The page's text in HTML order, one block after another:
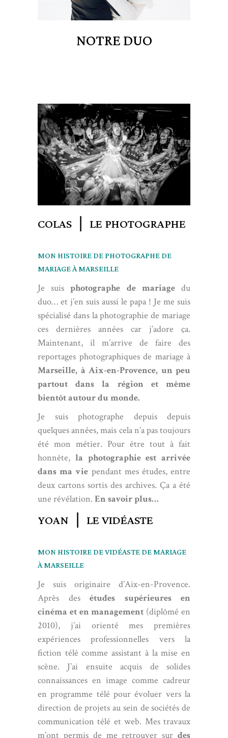
NOTRE DUO
COLAS ❘ LE PHOTOGRAPHE
MON HISTOIRE DE PHOTOGRAPHE DE
MARIAGE À MARSEILLE
Je suisphotographe de mariagedu
duo… et j’en suis aussi le papa ! Je me suis
spécialisé dans la photographie de mariage
ces dernières années car j’adore ça.
Maintenant, il m’arrive de faire des
reportages photographiques de mariage à
Marseille, à Aix-en-Provence, un peu
partout dans la région et même
bientôt autour du monde.
Je suis photographe depuis depuis
quelques années, mais cela n’a pas toujours
été mon métier. Pour être tout à fait
honnête, la photographie est arrivée
dans ma vie pendant mes études, entre
deux cartons sortis des archives. Ça a été
une révélation. En savoir plus…
YOAN ❘ LE VIDÉASTE
MON HISTOIRE DE VIDÉASTE DE MARIAGE
À MARSEILLE
Je suis originaire d’Aix-en-Provence.
Après des études supérieures en
cinéma et en management (diplômé en
2010), j’ai orienté mes premières
expériences professionnelles vers la
fiction télé comme assistant à la mise en
scène. J’ai ensuite acquis de solides
connaissances en image comme cadreur
en programme télé pour évoluer vers la
direction de projets au sein de sociétés de
communication télé et web. Mes travaux
m’ont permis de me retrouver sur des